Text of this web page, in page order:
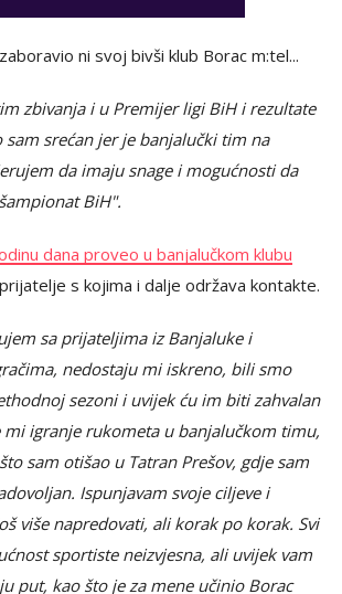
ni svoj bivši klub Borac m:tel...
zbivanja i u Premijer ligi BiH i rezultate
sam srećan jer je banjalučki tim na
da imaju snage i mogućnosti da
BiH".
dana proveo u banjalučkom klubu
s kojima i dalje održava kontakte.
sa prijateljima iz Banjaluke i
nedostaju mi iskreno, bili smo
sezoni i uvijek ću im biti zahvalan
mi igranje rukometa u banjalučkom timu,
sam otišao u Tatran Prešov, gdje sam
Ispunjavam svoje ciljeve i
više napredovati, ali korak po korak. Svi
sportiste neizvjesna, ali uvijek vam
put, kao što je za mene učinio Borac